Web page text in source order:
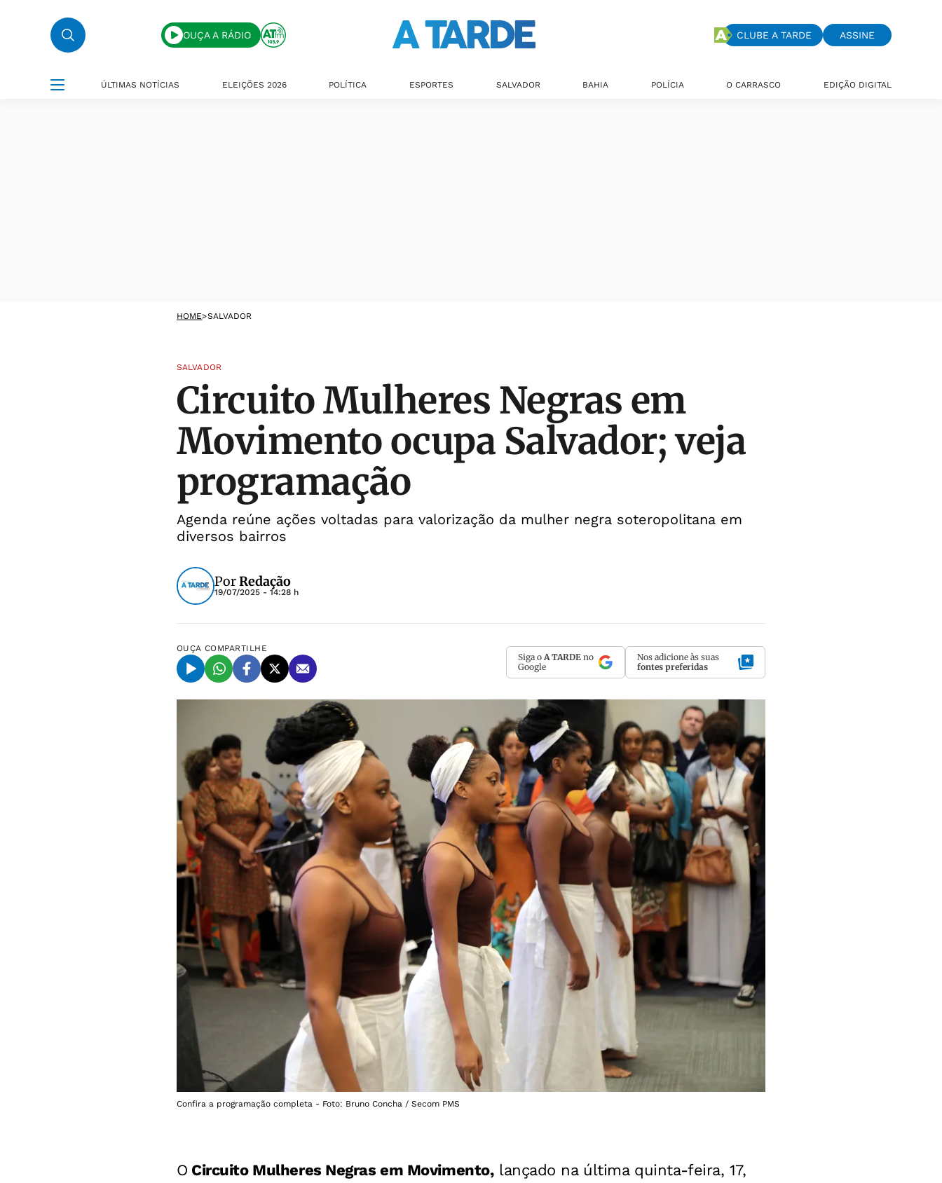
OUÇA A RÁDIO CLUBE A TARDE ASSINE
ÚLTIMAS NOTÍCIAS ELEIÇÕES 2026 POLÍTICA ESPORTES SALVADOR BAHIA POLÍCIA O CARRASCO EDIÇÃO DIGITAL
HOME>SALVADOR
SALVADOR
Circuito Mulheres Negras em
Movimento ocupa Salvador; veja
programação
Agenda reúne ações voltadas para valorização da mulher negra soteropolitana em
diversos bairros
PorRedação
19/07/2025 - 14:28 h
OUÇA COMPARTILHE
Siga o A TARDE no
Google
Nos adicione às suas
fontes preferidas
Confira a programação completa - Foto: Bruno Concha / Secom PMS
O Circuito Mulheres Negras em Movimento,lançado na última quinta-feira, 17,